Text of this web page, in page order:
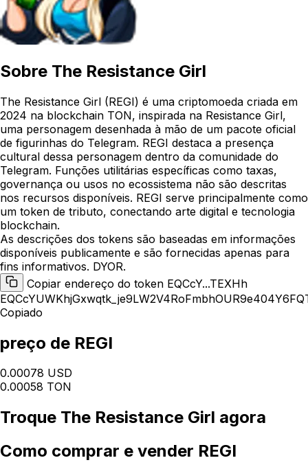
Sobre The Resistance Girl
The Resistance Girl (REGI) é uma criptomoeda criada em
2024 na blockchain TON, inspirada na Resistance Girl,
uma personagem desenhada à mão de um pacote oficial
de figurinhas do Telegram. REGI destaca a presença
cultural dessa personagem dentro da comunidade do
Telegram. Funções utilitárias específicas como taxas,
governança ou usos no ecossistema não são descritas
nos recursos disponíveis. REGI serve principalmente como
um token de tributo, conectando arte digital e tecnologia
blockchain.
As descrições dos tokens são baseadas em informações
disponíveis publicamente e são fornecidas apenas para
fins informativos. DYOR.
Copiar endereço do token EQCcY...TEXHh
Copiado
preço de REGI
0.00078 USD
0.00058 TON
Troque The Resistance Girl agora
Como comprar e vender REGI